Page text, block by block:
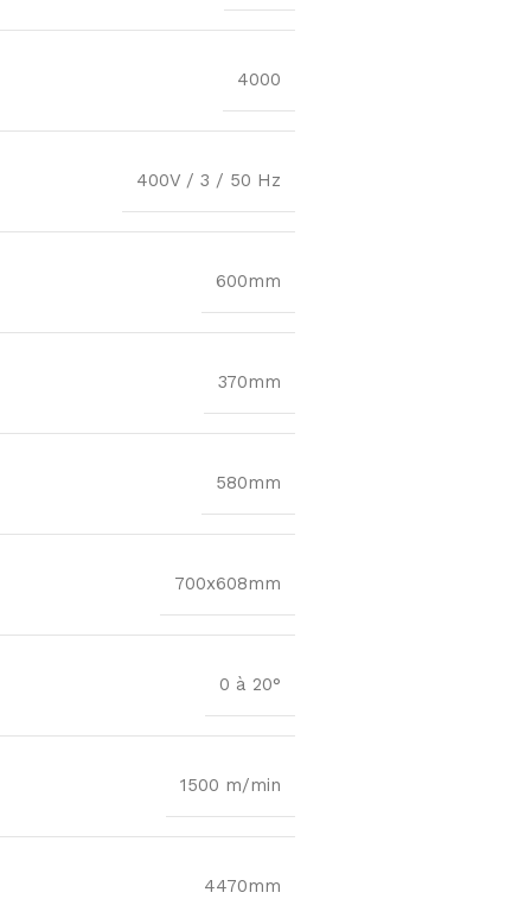
4000
400V / 3 / 50 Hz
600mm
370mm
580mm
700x608mm
0 à 20°
1500 m/min
4470mm